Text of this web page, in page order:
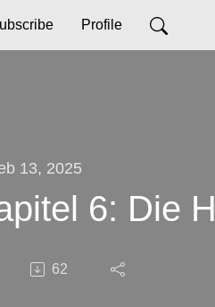
Profile
13, 2025
6: Die
62